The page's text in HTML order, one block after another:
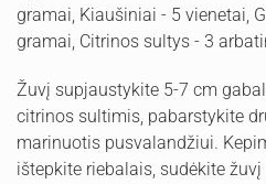
gramai, Kiaušiniai - 5 vienetai,
gramai, Citrinos sultys - 3
Žuvį supjaustykite 5-7 cm
citrinos sultimis, pabarstykite
marinuotis pusvalandžiui.
ištepkite riebalais, sudėkite